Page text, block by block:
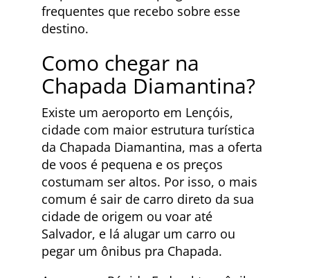
frequentes que recebo sobre esse
destino.
Como chegar na
Chapada Diamantina?
Existe um aeroporto em Lençóis,
cidade com maior estrutura turística
da Chapada Diamantina, mas a oferta
de voos é pequena e os preços
costumam ser altos. Por isso, o mais
comum é sair de carro direto da sua
cidade de origem ou voar até
Salvador, e lá alugar um carro ou
pegar um ônibus pra Chapada.